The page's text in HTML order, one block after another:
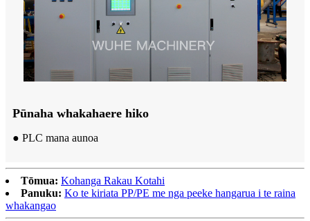
Pūnaha whakahaere hiko
● PLC mana aunoa
Tōmua: Kohanga Rakau Kotahi
Panuku: Ko te kiriata PP/PE me nga peeke hangarua i te raina
whakangao